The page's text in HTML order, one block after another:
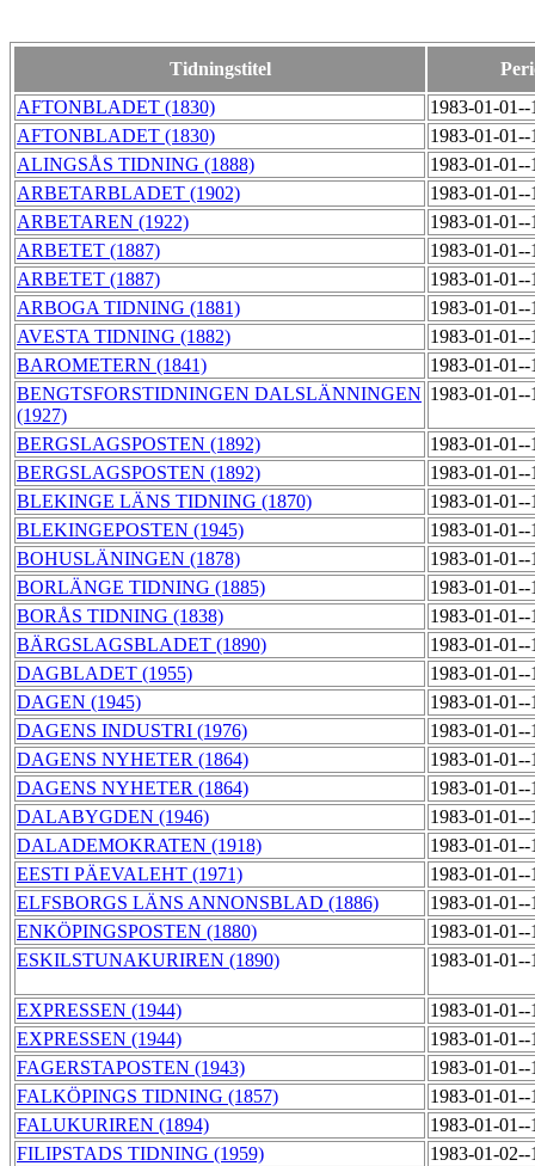
Tidningstitel
AFTONBLADET (1830)
1983-01-
AFTONBLADET (1830)
1983-01-
ALINGSÅS TIDNING (1888)
1983-01-
ARBETARBLADET (1902)
1983-01-
ARBETAREN (1922)
1983-01-
ARBETET (1887)
1983-01-
ARBETET (1887)
1983-01-
ARBOGA TIDNING (1881)
1983-01-
AVESTA TIDNING (1882)
1983-01-
BAROMETERN (1841)
1983-01-
BENGTSFORSTIDNINGEN DALSLÄNNINGEN
(1927)
1983-01-
BERGSLAGSPOSTEN (1892)
1983-01-
BERGSLAGSPOSTEN (1892)
1983-01-
BLEKINGE LÄNS TIDNING (1870)
1983-01-
BLEKINGEPOSTEN (1945)
1983-01-
BOHUSLÄNINGEN (1878)
1983-01-
BORLÄNGE TIDNING (1885)
1983-01-
BORÅS TIDNING (1838)
1983-01-
BÄRGSLAGSBLADET (1890)
1983-01-
DAGBLADET (1955)
1983-01-
DAGEN (1945)
1983-01-
DAGENS INDUSTRI (1976)
1983-01-
DAGENS NYHETER (1864)
1983-01-
DAGENS NYHETER (1864)
1983-01-
DALABYGDEN (1946)
1983-01-
DALADEMOKRATEN (1918)
1983-01-
EESTI PÄEVALEHT (1971)
1983-01-
ELFSBORGS LÄNS ANNONSBLAD (1886)
1983-01-
ENKÖPINGSPOSTEN (1880)
1983-01-
ESKILSTUNAKURIREN (1890)
1983-01-
EXPRESSEN (1944)
1983-01-
EXPRESSEN (1944)
1983-01-
FAGERSTAPOSTEN (1943)
1983-01-
FALKÖPINGS TIDNING (1857)
1983-01-
FALUKURIREN (1894)
1983-01-
FILIPSTADS TIDNING (1959)
1983-01-